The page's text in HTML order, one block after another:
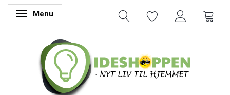
Skifte navigation
Menu